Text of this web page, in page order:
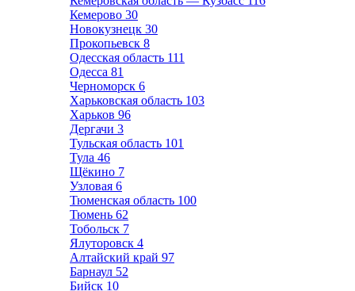
Кемерово 30
Новокузнецк 30
Прокопьевск 8
Одесская область 111
Одесса 81
Черноморск 6
Харьковская область 103
Харьков 96
Дергачи 3
Тульская область 101
Тула 46
Щёкино 7
Узловая 6
Тюменская область 100
Тюмень 62
Тобольск 7
Ялуторовск 4
Алтайский край 97
Барнаул 52
Бийск 10